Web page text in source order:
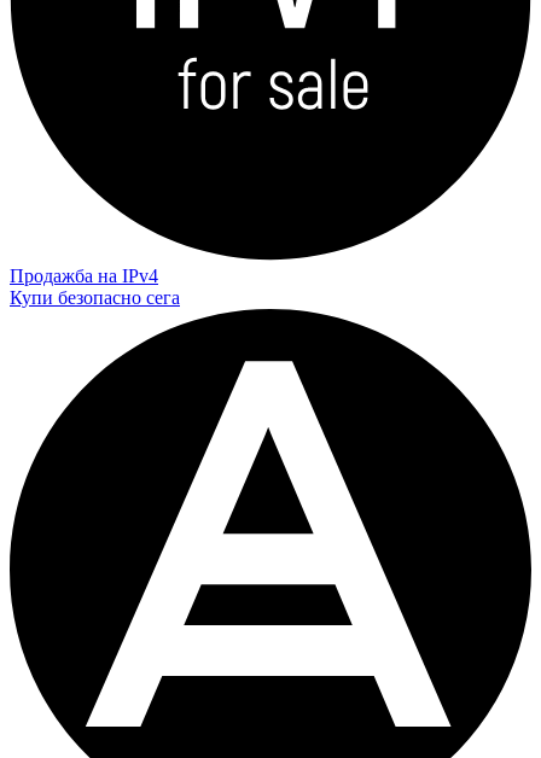
Продажба на IPv4
Купи безопасно сега